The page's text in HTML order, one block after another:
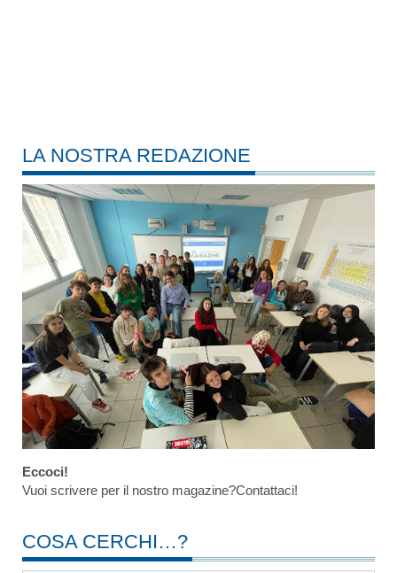
LA NOSTRA REDAZIONE
Eccoci!
Vuoi scrivere per il nostro magazine?Contattaci!
COSA CERCHI…?